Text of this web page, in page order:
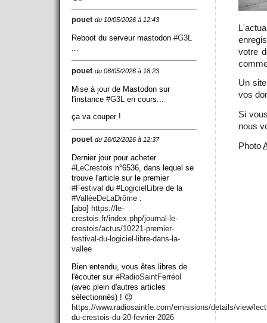
votre
Un
vos
Si
nous
Photo
pouet du 10/05/2026 à 12:43
Reboot du serveur mastodon #G3L
pouet du 06/05/2026 à 18:23
Mise à jour de Mastodon sur
l'instance #G3L en cours...
ça va couper !
pouet du 26/02/2026 à 12:37
Dernier jour pour acheter
#LeCrestois n°6536, dans lequel se
trouve l'article sur le premier
#Festival du #LogicielLibre de la
#ValléeDeLaDrôme :
[abo] https:// le-
crestois.fr/index.php/journal-le-
crestois/actus/10221-premier-
festival-du-logiciel-libre-dans-la-
vallee
Bien entendu, vous êtes libres de
l'écouter sur #RadioSaintFerréol
(avec plein d'autres articles
sélectionnés) ! 😉
https://www.radiosaintfe.com/emissions/details/view/
du-crestois-du-20-fevrier-2026